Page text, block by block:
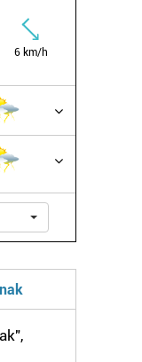
6 km/h